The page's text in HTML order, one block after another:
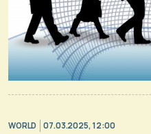
WORLD 07.03.2025, 12:00